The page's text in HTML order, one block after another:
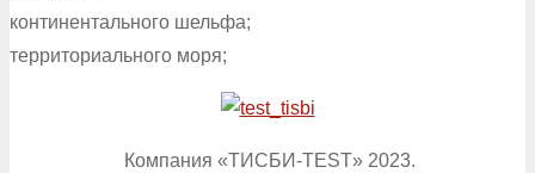
континентального шельфа;
территориального моря;
Компания «ТИСБИ-TEST» 2023.